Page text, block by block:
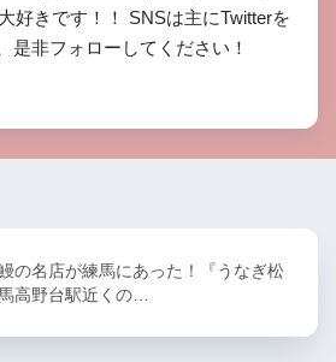
好きです！！ SNSは主にTwitterを
是非フォローしてください！
の名店が練馬にあった！『うなぎ松
高野台駅近くの…